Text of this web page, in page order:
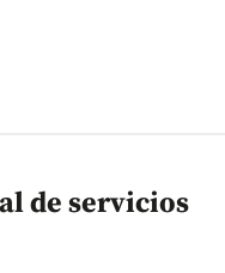
de servicios